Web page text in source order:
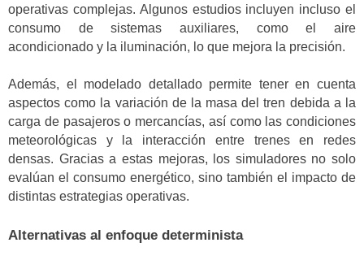
operativas complejas. Algunos estudios incluyen incluso el
consumo de sistemas auxiliares, como el aire
acondicionado y la iluminación, lo que mejora la precisión.
Además, el modelado detallado permite tener en cuenta
aspectos como la variación de la masa del tren debida a la
carga de pasajeros o mercancías, así como las condiciones
meteorológicas y la interacción entre trenes en redes
densas. Gracias a estas mejoras, los simuladores no solo
evalúan el consumo energético, sino también el impacto de
distintas estrategias operativas.
Alternativas al enfoque determinista